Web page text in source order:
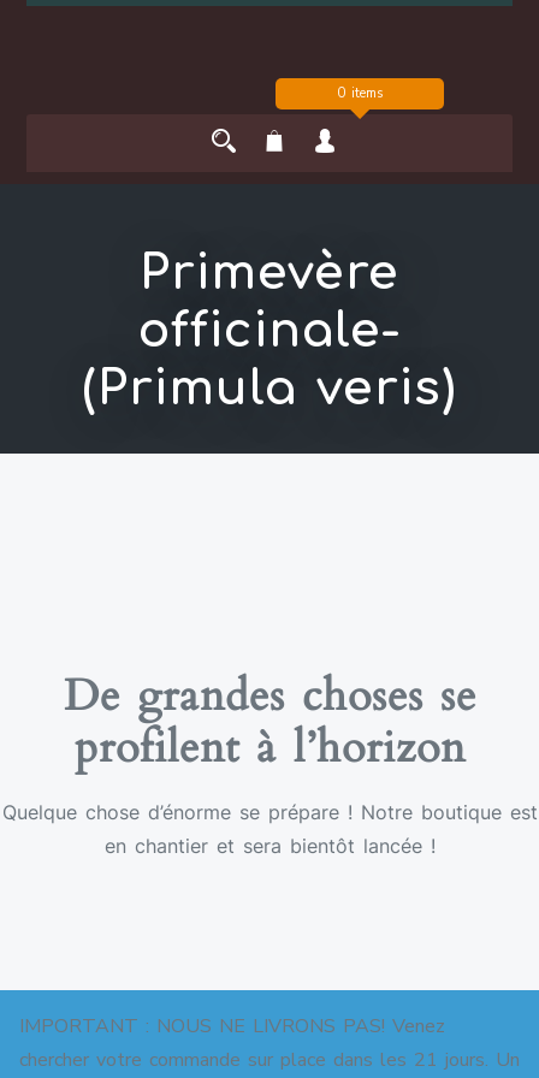
IMPORTANT : NOUS NE LIVRONS PAS! Venez
chercher votre commande sur place dans les 21 jours. Un
0 items
Primevère
officinale-
(Primula veris)
De grandes choses se
profilent à l’horizon
Quelque chose d’énorme se prépare ! Notre boutique est
en chantier et sera bientôt lancée !